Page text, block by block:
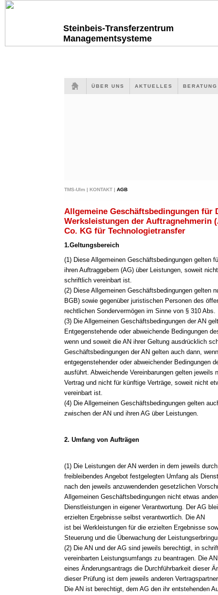
Steinbeis-Transferzentrum
Managementsysteme
ÜBER UNS AKTUELLES
TMS-Ulm | KONTAKT | AGB
Allgemeine Geschäftsbedingungen für
Werksleistungen der Auftragnehmerin
Co. KG für Technologietransfer
1.Geltungsbereich
(1) Diese Allgemeinen Geschäftsbedingungen gelten
ihren Auftraggebern (AG) über Leistungen, soweit
schriftlich vereinbart ist.
(2) Diese Allgemeinen Geschäftsbedingungen gelten
BGB) sowie gegenüber juristischen Personen des
rechtlichen Sondervermögen im Sinne von § 310
(3) Die Allgemeinen Geschäftsbedingungen der AN
Entgegenstehende oder abweichende Bedingungen
wenn und soweit die AN ihrer Geltung ausdrücklich
Geschäftsbedingungen der AN gelten auch dann,
entgegenstehender oder abweichender Bedingungen
ausführt. Abweichende Vereinbarungen gelten jeweils
Vertrag und nicht für künftige Verträge, soweit nicht
vereinbart ist.
(4) Die Allgemeinen Geschäftsbedingungen gelten
zwischen der AN und ihren AG über Leistungen.
2. Umfang von Aufträgen
(1) Die Leistungen der AN werden in dem jeweils
freibleibendes Angebot festgelegten Umfang als
nach den jeweils anzuwendenden gesetzlichen
Allgemeinen Geschäftsbedingungen nicht etwas
Dienstleistungen in eigener Verantwortung. Der AG
erzielten Ergebnisse selbst verantwortlich. Die AN
ist bei Werkleistungen für die erzielten Ergebnisse
Steuerung und die Überwachung der
(2) Die AN und der AG sind jeweils berechtigt, in
vereinbarten Leistungsumfangs zu beantragen. Die
eines Änderungsantrags die Durchführbarkeit dieser
dieser Prüfung ist dem jeweils anderen
Die AN ist berechtigt, dem AG den ihr entstehenden